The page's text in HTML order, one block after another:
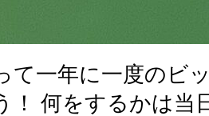
て一年に一度のビ
！ 何をするかは当